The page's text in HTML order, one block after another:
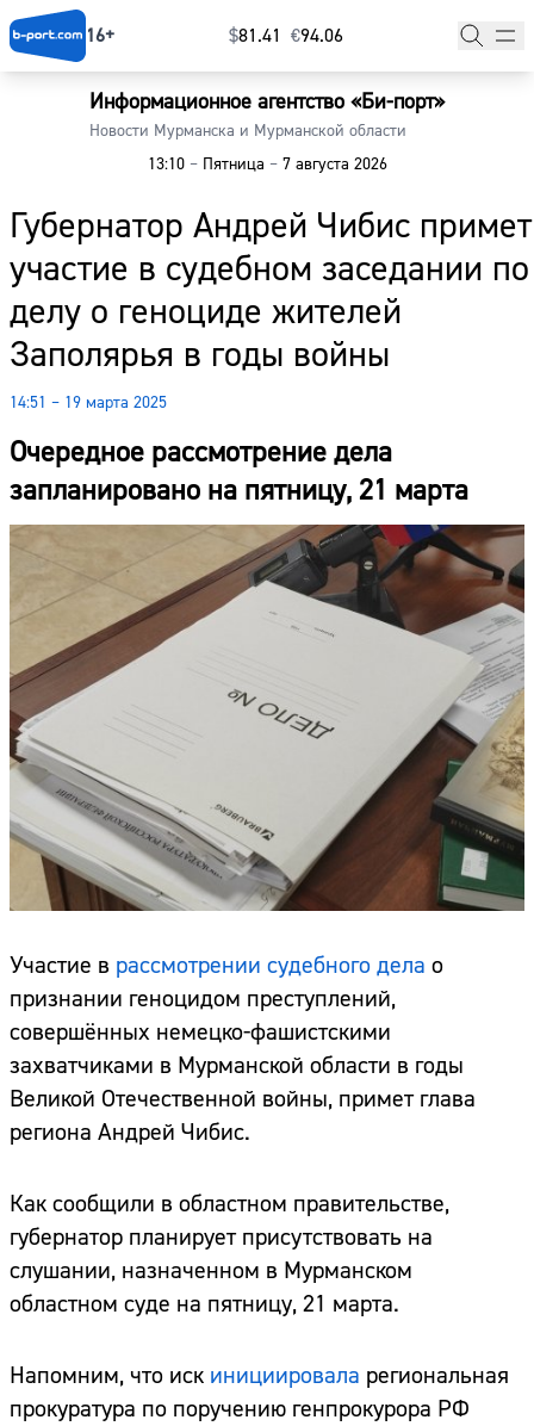
16+ $⁠81.41 €⁠94.06
Информационное агентство «Би-порт»
Новости Мурманска и Мурманской области
13:10 –Пятница –7 августа 2026
Губернатор Андрей Чибис примет
участие в судебном заседании по
делу о геноциде жителей
Заполярья в годы войны
14:51 – 19 марта 2025
Очередное рассмотрение дела
запланировано на пятницу, 21 марта
Участие в рассмотрении судебного дела о
признании геноцидом преступлений,
совершённых немецко-фашистскими
захватчиками в Мурманской области в годы
Великой Отечественной войны, примет глава
региона Андрей Чибис.
Как сообщили в областном правительстве,
губернатор планирует присутствовать на
слушании, назначенном в Мурманском
областном суде на пятницу, 21 марта.
Напомним, что иск инициировала региональная
прокуратура по поручению генпрокурора РФ
Главная
Наши гости
Фоторепортажи
Погода
Курсы валют